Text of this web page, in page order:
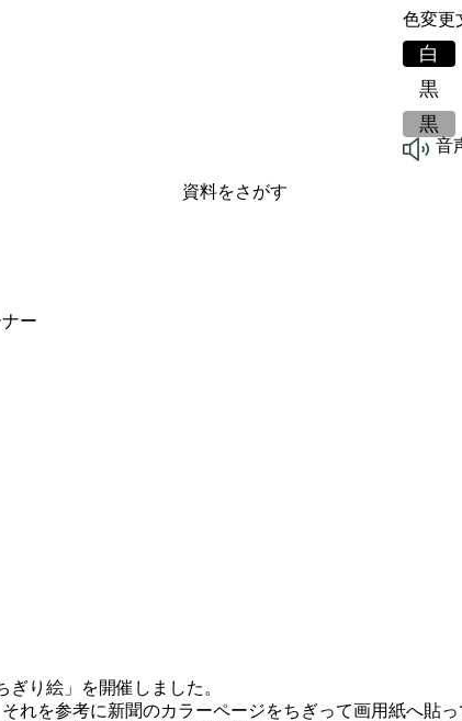
色変更
白
黒
黒
音
資料をさがす
ー
り絵」を開催しました。
れを参考に新聞のカラーページをちぎって画用紙へ貼